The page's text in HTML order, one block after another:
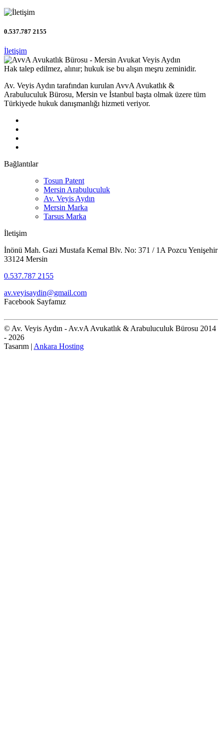
0.537.787 2155
İletişim
Hak talep edilmez, alınır; hukuk ise bu alışın meşru zeminidir.
Av. Veyis Aydın tarafından kurulan AvvA Avukatlık &
Arabuluculuk Bürosu, Mersin ve İstanbul başta olmak üzere tüm
Türkiyede hukuk danışmanlığı hizmeti veriyor.
Bağlantılar
Tosun Patent
Mersin Arabuluculuk
Av. Veyis Aydın
Mersin Marka
Tarsus Marka
İletişim
İnönü Mah. Gazi Mustafa Kemal Blv. No: 371 / 1A Pozcu Yenişehir
33124 Mersin
0.537.787 2155
av.veyisaydin@gmail.com
Facebook Sayfamız
© Av. Veyis Aydın - Av.vA Avukatlık & Arabuluculuk Bürosu 2014
- 2026
Tasarım | Ankara Hosting